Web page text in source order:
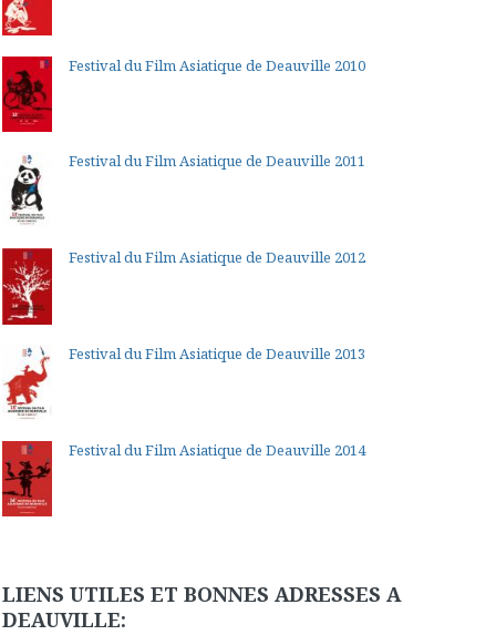
Festival du Film Asiatique de Deauville 2010
Festival du Film Asiatique de Deauville 2011
Festival du Film Asiatique de Deauville 2012
Festival du Film Asiatique de Deauville 2013
Festival du Film Asiatique de Deauville 2014
LIENS UTILES ET BONNES ADRESSES A
DEAUVILLE: